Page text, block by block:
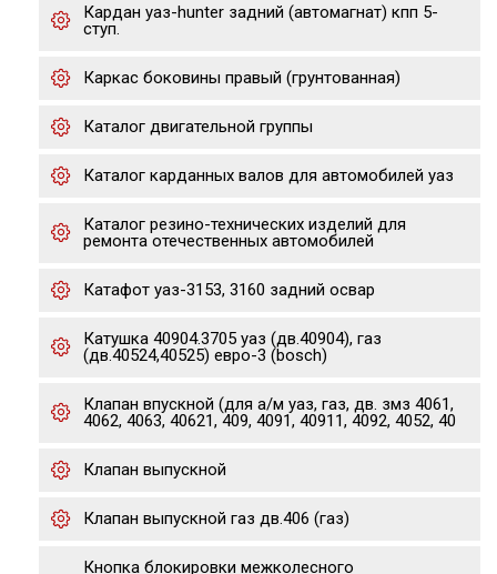
Кардан уаз-hunter задний (автомагнат) кпп 5-
ступ.
Каркас боковины правый (грунтованная)
Каталог двигательной группы
Каталог карданных валов для автомобилей уаз
Каталог резино-технических изделий для
ремонта отечественных автомобилей
Катафот уаз-3153, 3160 задний освар
Катушка 40904.3705 уаз (дв.40904), газ
(дв.40524,40525) евро-3 (bosch)
Клапан впускной (для а/м уаз, газ, дв. змз 4061,
4062, 4063, 40621, 409, 4091, 40911, 4092, 4052, 40
Клапан выпускной
Клапан выпускной газ дв.406 (газ)
Кнопка блокировки межколесного